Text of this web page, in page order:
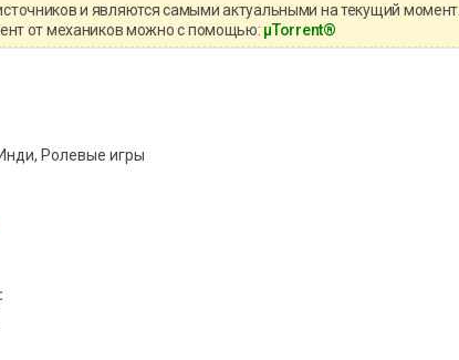
и являются самыми актуальными на текущий момент.
от механиков можно с помощью: μTorrent®
Ролевые игры